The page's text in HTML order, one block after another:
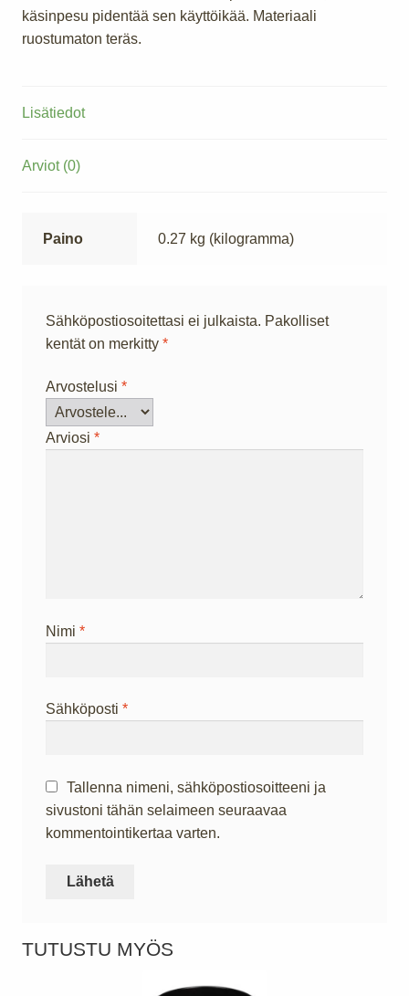
käsinpesu pidentää sen käyttöikää. Materiaali
ruostumaton teräs.
Lisätiedot
Arviot (0)
Paino 0.27 kg (kilogramma)
Sähköpostiosoitettasi ei julkaista. Pakolliset
kentät on merkitty *
Arvostelusi *
Arviosi *
Nimi *
Sähköposti *
Tallenna nimeni, sähköpostiosoitteeni ja
sivustoni tähän selaimeen seuraavaa
kommentointikertaa varten.
TUTUSTU MYÖS